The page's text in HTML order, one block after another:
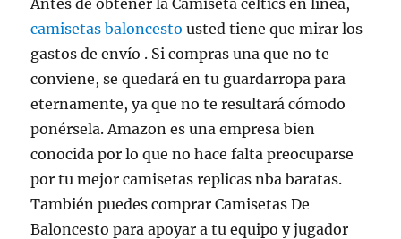
camisetas baloncesto usted tiene que mirar los
gastos de envío . Si compras una que no te
conviene, se quedará en tu guardarropa para
eternamente, ya que no te resultará cómodo
ponérsela. Amazon es una empresa bien
conocida por lo que no hace falta preocuparse
por tu mejor camisetas replicas nba baratas.
También puedes comprar Camisetas De
Baloncesto para apoyar a tu equipo y jugador